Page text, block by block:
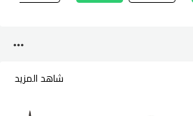
شاهد المزيد